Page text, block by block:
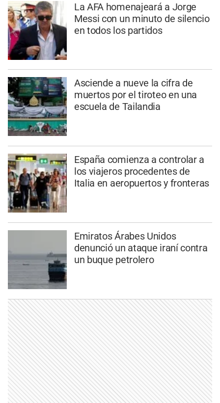
La AFA homenajeará a Jorge
Messi con un minuto de silencio
en todos los partidos
Asciende a nueve la cifra de
muertos por el tiroteo en una
escuela de Tailandia
España comienza a controlar a
los viajeros procedentes de
Italia en aeropuertos y fronteras
Emiratos Árabes Unidos
denunció un ataque iraní contra
un buque petrolero